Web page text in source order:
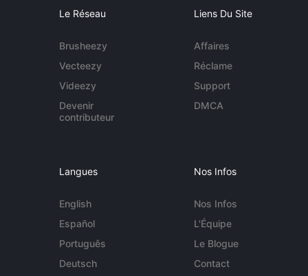
Le Réseau
Brusheezy
Vecteezy
Videezy
Devenir
contributeur
Liens Du Site
Affaires
Réclame
Support
DMCA
Langues
English
Español
Português
Deutsch
Nos Infos
Nos Infos
L'Équipe
Le Blogue
Contact